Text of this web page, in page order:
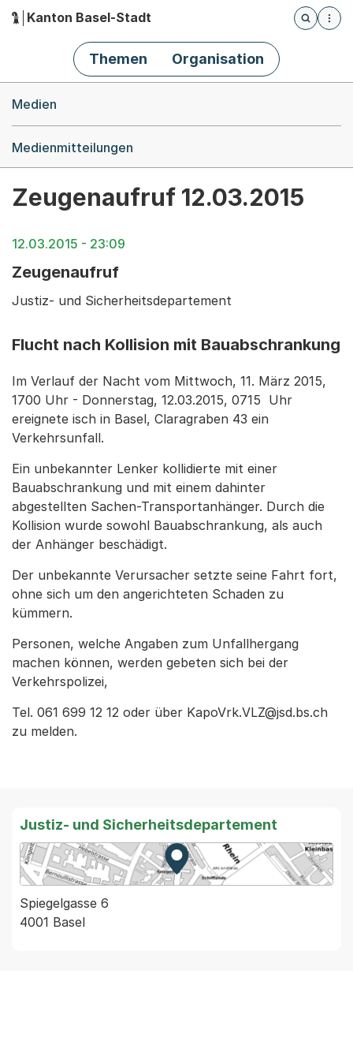
Hauptnavigation
Kanton Basel-Stadt
Öffnet
Themen Organisation
Medien
Medienmitteilungen
Zeugenaufruf 12.03.2015
12.03.2015 - 23:09
Zeugenaufruf
Justiz- und Sicherheitsdepartement
Flucht nach Kollision mit Bauabschrankung
Im Verlauf der Nacht vom Mittwoch, 11. März 2015,
1700 Uhr - Donnerstag, 12.03.2015, 0715 Uhr
ereignete isch in Basel, Claragraben 43 ein
Verkehrsunfall.
Ein unbekannter Lenker kollidierte mit einer
Bauabschrankung und mit einem dahinter
abgestellten Sachen-Transportanhänger. Durch die
Kollision wurde sowohl Bauabschrankung, als auch
der Anhänger beschädigt.
Der unbekannte Verursacher setzte seine Fahrt fort,
ohne sich um den angerichteten Schaden zu
kümmern.
Personen, welche Angaben zum Unfallhergang
machen können, werden gebeten sich bei der
Verkehrspolizei,
Tel. 061 699 12 12 oder über KapoVrk.VLZ@jsd.bs.ch
zu melden.
Justiz- und Sicherheitsdepartement
Zur Karte von MapBS.
Externer Link, wird in einem
Spiegelgasse 6
4001 Basel